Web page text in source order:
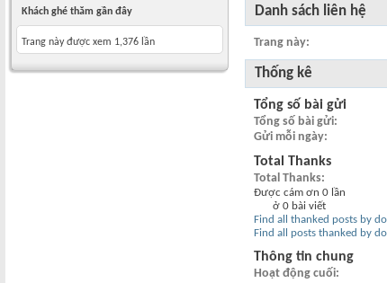
Khách ghé thăm gần đây
Trang này được xem 1,376 lần
Danh sách liên hệ
Trang này
Thống kê
Tổng số bài gửi
Tổng số bài gửi
Gửi mỗi ngày
Total Thanks
Total Thanks
Được cám ơn 0 lần
ở 0 bài viết
Find all thanked posts by
Find all posts thanked by
Thông tin chung
Hoạt động cuối